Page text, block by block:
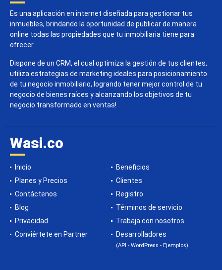
Es una aplicación en internet diseñada para gestionar tus
inmuebles, brindando la oportunidad de publicar de manera
online todas las propiedades que tu inmobiliaria tiene para
ofrecer.
Dispone de un CRM, el cual optimiza la gestión de tus clientes,
utiliza estrategias de marketing ideales para posicionamiento
de tu negocio inmobiliario, logrando tener mejor control de tu
negocio de bienes raíces y alcanzando los objetivos de tu
negocio transformado en ventas!
Wasi.co
Inicio
Beneficios
Planes y Precios
Clientes
Contáctenos
Registro
Blog
Términos de servicio
Privacidad
Trabaja con nosotros
Conviértete en Partner
Desarrolladores
(API - WordPress - Ejemplos)